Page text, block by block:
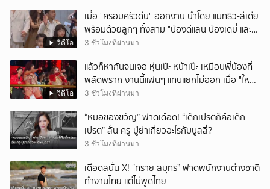
วิดีโอ
เมื่อ "ครอบครัวดีน" ออกงาน นำโดย แมทธิว-ลีเดีย
พร้อมด้วยลูกๆ ทั้งสาม "น้องดีแลน น้องเดมี่ และ
น้องดีออน" รับรางวัลสุดยอดครอบครัว
หน้าตาดียกบ้าน
3 ชั่วโมงที่ผ่านมา
วิดีโอ
แล้วก็หากันจนเจอ หุ่นเป๊ะ หน้าเป๊ะ เหมือนพี่น้องที่
พลัดพราก งานนี้แฟนๆ แทบแยกไม่ออก เมื่อ "ใหม่
พัชรี" นักร้องคนดัง เจอแฝดสาขาอินเดีย พร้อม
3 ชั่วโมงที่ผ่านมา
“หมอของขวัญ” ฟาดเดือด! “เด็กเปรตก็คือเด็ก
เปรต” ลั่น ครู-ปู่ย่าเกี่ยวอะไรกับบูลลี่?
3 ชั่วโมงที่ผ่านมา
เดือดสนั่น X! “ทราย สมุทร” ฟาดพนักงานต่างชาติ
ทำงานไทย แต่ไม่พูดไทย